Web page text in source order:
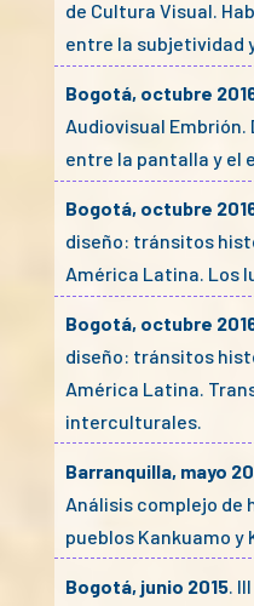
de Cultura Visual.
entre la subjetividad
Bogotá, octubre
Audiovisual Embrión.
entre la pantalla y el
Bogotá, octubre
diseño: tránsitos
América Latina. Los
Bogotá, octubre
diseño: tránsitos
América Latina.
interculturales.
Barranquilla, mayo
Análisis complejo de
pueblos Kankuamo y
Bogotá, junio 2015.